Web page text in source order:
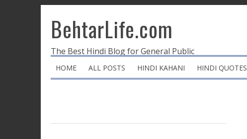
BehtarLife.com
The Best Hindi Blog for General Public
HOME ALL POSTS HINDI KAHANI HINDI QUOTES